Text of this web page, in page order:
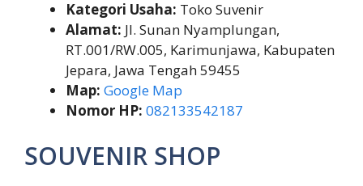
Kategori Usaha: Toko Suvenir
Alamat: Jl. Sunan Nyamplungan,
RT.001/RW.005, Karimunjawa, Kabupaten
Jepara, Jawa Tengah 59455
Map: Google Map
Nomor HP: 082133542187
SOUVENIR SHOP